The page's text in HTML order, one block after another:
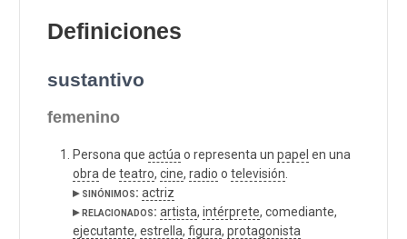
Definiciones
sustantivo
femenino
Persona que actúa o representa un papel en una
obra de teatro, cine, radio o televisión
▸ sinónimos: actriz
▸ relacionados: artista, intérprete, comediante,
ejecutante, estrella, figura, protagonista